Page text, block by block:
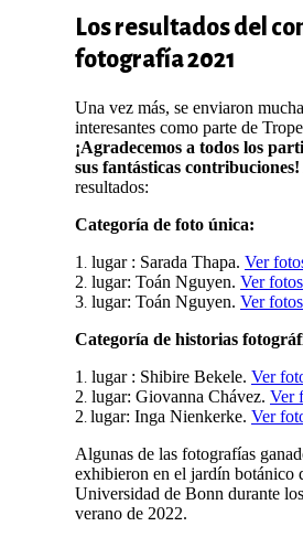
Los resultados del
fotografía 2021
Una vez más, se enviaron
interesantes como parte de
¡Agradecemos a todos los
sus fantásticas contribuciones!
resultados:
Categoría de foto única:
1 lugar : Sarada Thapa. Ver
2 lugar: Toán Nguyen. Ver fotos
3 lugar: Toán Nguyen. Ver fotos
Categoría de historias
1 lugar : Shibire Bekele. Ver
2 lugar: Giovanna Chávez. Ver
2 lugar: Inga Nienkerke. Ver
Algunas de las fotografías
exhibieron en el jardín botánico
Universidad de Bonn durante
verano de 2022.